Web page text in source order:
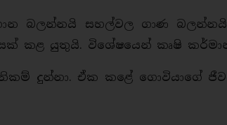
බලන්නයි සහල්වල ගාණ බලන්නයි
කළ යුතුයි. විශේෂයෙන් කෘෂි
දුන්නා. ඒක කළේ ගොවියාගේ